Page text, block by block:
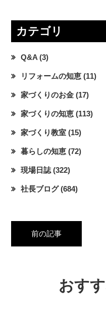
カテゴリ
Q&A (3)
リフォームの知恵 (11)
家づくりのお金 (17)
家づくりの知恵 (113)
家づくり教室 (15)
暮らしの知恵 (72)
現場日誌 (322)
社長ブログ(684)
前の記事
おす